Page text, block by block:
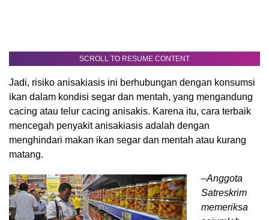
SCROLL TO RESUME CONTENT
Jadi, risiko anisakiasis ini berhubungan dengan konsumsi
ikan dalam kondisi segar dan mentah, yang mengandung
cacing atau telur cacing anisakis. Karena itu, cara terbaik
mencegah penyakit anisakiasis adalah dengan
menghindari makan ikan segar dan mentah atau kurang
matang.
–Anggota
Satreskrim
memeriksa